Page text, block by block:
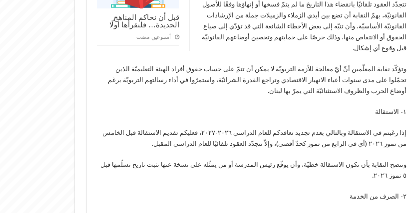
قبل أن نحاكم المناهج
الجديدة… فلنقرأها أولًا
‏أسبوعين مضت
تتجدّد العقود تلقائيًا بانقضاء هذا التاريخ ما لم يتمّ فسخها أو إنهاؤها وفقًا للأصول
القانونيّة، يهمّ النقابة أن تضع بين أيدي الزملاء والزميلات جملة من الإرشادات
القانونيّة الأساسيّة، وأن تنبّه إلى بعض الأخطاء الشائعة التي قد تؤدّي إلى ضياع
الحقوق أو الانتقاص منها، وذلك حرصًا على حمايتهم وتحصين أوضاعهم القانونيّة
قبل وقوع أي إشكال.
وتؤكّد نقابة المعلّمين أنّ أيّ معالجة للأزمة التربويّة لا يمكن أن تتمّ على حساب حقوق أفراد الهيئة التعليميّة الذين
تحمّلوا على مدى سنوات أعباء الانهيار الاقتصادي وتراجع القدرة الشرائيّة، واستمرّوا في أداء رسالتهم التربويّة برغم
أوضاع الحرب والظروف الاستثنائيّة التي يمرّ بها لبنان.
١- الاستقالة
إذا رغبتم في الاستقالة وبالتالي بعدم تجديد تعاقدكم للعام الدراسي ٢٠٢٦-٢٠٢٧، فعليكم تقديم الاستقالة قبل الخامس
من تموز ٢٠٢٦ (أي في الرابع من تموز كحدّ أقصى)، وإلاّ تتجدّد العقود تلقائيًا للعام الدراسي المقبل.
وتنصح النقابة بأن تكون الاستقالة خطيّة، وأن يوقّع رئيس المدرسة أو من يمثّله على نسخة عنها تثبت تاريخ تسلّمها قبل
٥ تموز ٢٠٢٦.
٢- الصرف من الخدمة